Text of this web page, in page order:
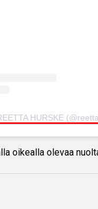
HURSKE
oikealla olevaa